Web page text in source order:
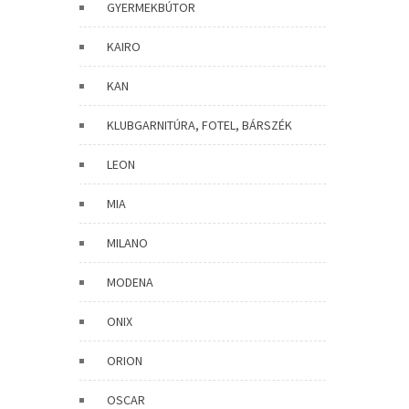
GYERMEKBÚTOR
KAIRO
KAN
KLUBGARNITÚRA, FOTEL, BÁRSZÉK
LEON
MIA
MILANO
MODENA
ONIX
ORION
OSCAR